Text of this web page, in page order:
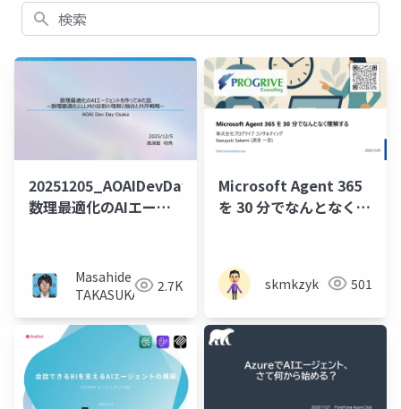
検索
20251205_AOAIDevDayOsaka_
数理最適化のAIエージ
役割の理解と共存戦略
ー
Masahide
TAKASUKA
2.7K
Microsoft Agent 365
を 30 分でなんとなく理
skmkzyk 501